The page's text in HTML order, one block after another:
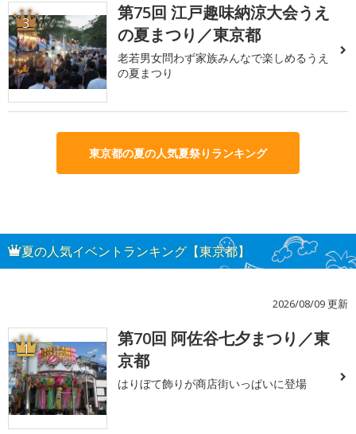
3
第75回 江戸趣味納涼大会うえ
の夏まつり／東京都
老若男女問わず家族みんなで楽しめるうえ
の夏まつり
東京都の夏の人気夏祭りランキング
夏の人気イベントランキング【東京都】
2026/08/09 更新
1
第70回 阿佐谷七夕まつり／東
京都
はりぼて飾りが商店街いっぱいに登場